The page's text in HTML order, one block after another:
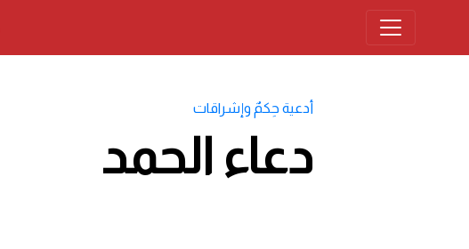
أدعية حِكمٌ وإشراقات
دعاء الحمد